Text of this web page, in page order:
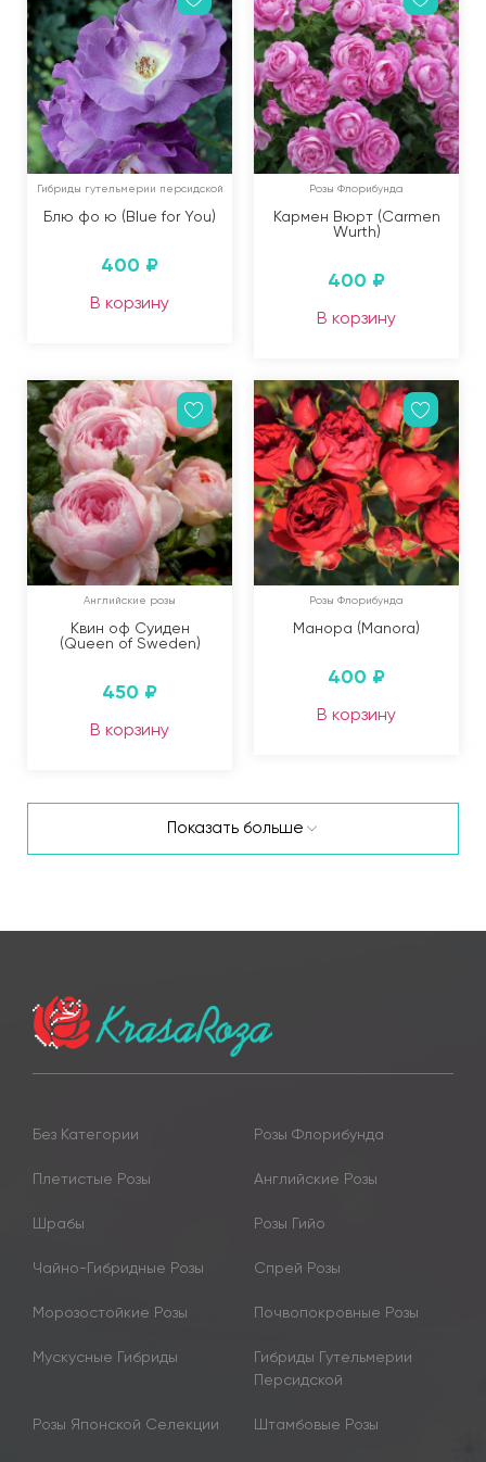
Гибриды гутельмерии персидской
Блю фо ю (Blue for You)
400 ₽
В корзину
Розы Флорибунда
Кармен Вюрт (Carmen
Wurth)
400 ₽
В корзину
Английские розы
Квин оф Суиден
(Queen of Sweden)
450 ₽
В корзину
Розы Флорибунда
Манора (Manora)
400 ₽
В корзину
Показать больше
Без Категории Розы Флорибунда
Плетистые Розы Английские Розы
Шрабы Розы Гийо
Чайно-Гибридные Розы Спрей Розы
Морозостойкие Розы Почвопокровные Розы
Мускусные Гибриды
Гибриды Гутельмерии
Персидской
Розы Японской Селекции Штамбовые Розы